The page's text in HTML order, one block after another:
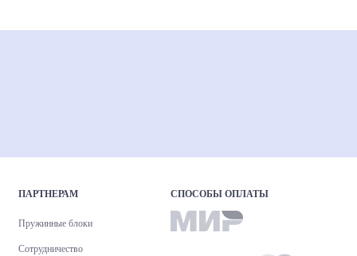
ПАРТНЕРАМ
Пружинные блоки
Сотрудничество
СПОСОБЫ ОПЛАТЫ